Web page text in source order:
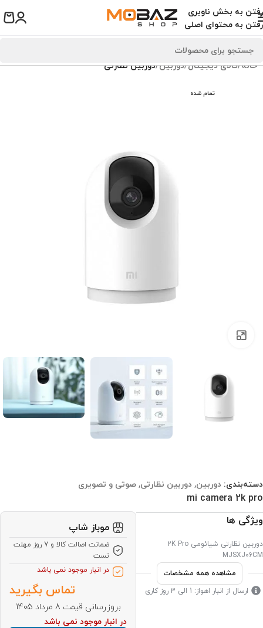
رفتن به بخش ناوبری
رفتن به محتوای اصلی
خانه کالای دیجیتال دوربین دوربین نظارتی
تمام شده
دسته‌بندی: دوربین, دوربین نظارتی, صوتی و تصویری
mi camera 2k pro
ویژگی ها
دوربین نظارتی شیائومی 2K Pro
MJSXJ06CM
مشاهده همه مشخصات
ارسال از انبار اهواز: 1 الی 3 روز کاری
موباز شاپ
ضمانت اصالت کالا و 7 روز مهلت
تست
در انبار موجود نمی باشد
تماس بگیرید
بروزرسانی قیمت 8 مرداد 1405
در انبار موجود نمی باشد